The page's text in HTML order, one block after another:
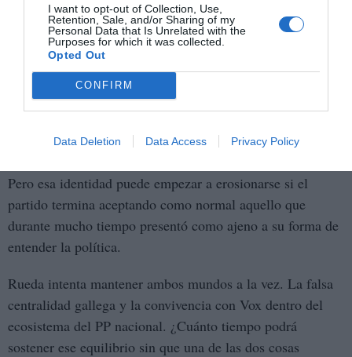
I want to opt-out of Collection, Use,
Retention, Sale, and/or Sharing of my
Personal Data that Is Unrelated with the
Purposes for which it was collected.
Opted Out
CONFIRM
Data Deletion Data Access Privacy Policy
Vox. La cuestión es qué ocurrirá con el propio PP gallego
si la derecha española termina asumiendo como estructural
una alianza con la extrema derecha. Porque el riesgo no es
únicamente parlamentario.
en la moderación, el autonomismo pragmático y cierta
Pero esa identidad puede empezar a erosionarse si el
partido termina aceptando como normal aquello que
durante mucho tiempo presentó como ajeno a su forma de
entender la política.
Rueda intenta mantener ambos mundos a la vez. La falsa
centralidad gallega y la convivencia con Vox dentro del
ecosistema del PP nacional. ¿Cuánto tiempo podrá
sostener ese equilibrio sin que una de las dos cosas